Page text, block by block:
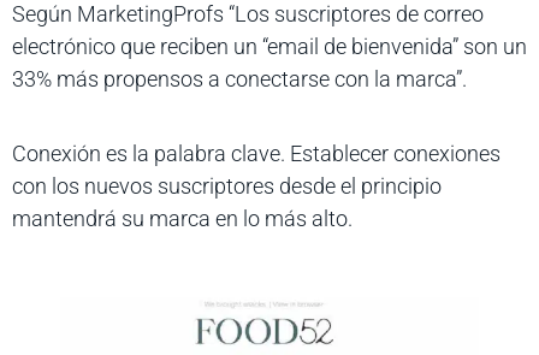
Según MarketingProfs “Los suscriptores de correo
electrónico que reciben un “email de bienvenida” son un
33% más propensos a conectarse con la marca”.
Conexión es la palabra clave. Establecer conexiones
con los nuevos suscriptores desde el principio
mantendrá su marca en lo más alto.